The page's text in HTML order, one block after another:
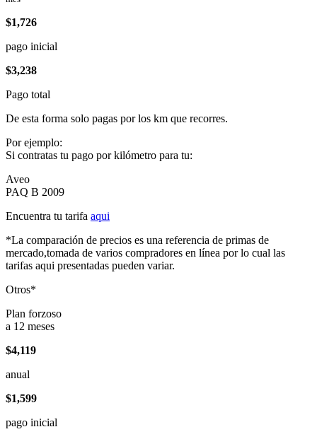
$1,726
pago inicial
$3,238
Pago total
De esta forma solo pagas por los km que recorres.
Por ejemplo:
Si contratas tu pago por kilómetro para tu:
Aveo
PAQ B 2009
Encuentra tu tarifa aqui
*La comparación de precios es una referencia de primas de
mercado,tomada de varios compradores en línea por lo cual las
tarifas aqui presentadas pueden variar.
Otros*
Plan forzoso
a 12 meses
$4,119
anual
$1,599
pago inicial